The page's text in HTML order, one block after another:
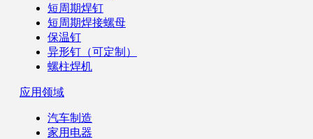
短周期焊钉
短周期焊接螺母
保温钉
异形钉（可定制）
螺柱焊机
应用领域
汽车制造
家用电器